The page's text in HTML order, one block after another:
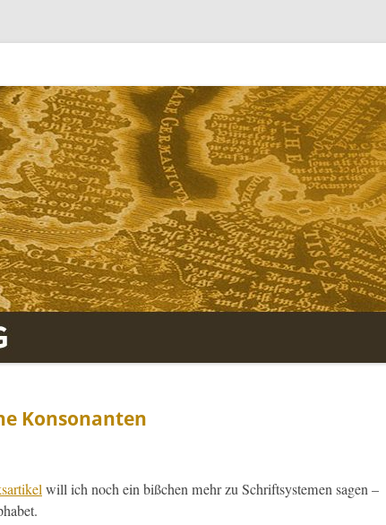
Konsonanten
will ich noch ein bißchen mehr zu Schrift­sys­te­men sagen –